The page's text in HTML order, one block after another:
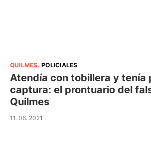
QUILMES.POLICIALES
Atendía con tobillera y tenía
captura: el prontuario del
Quilmes
11. 06. 2021